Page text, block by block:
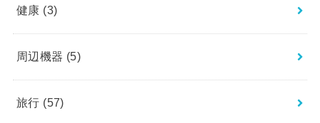
健康 (3)
周辺機器 (5)
旅行 (57)